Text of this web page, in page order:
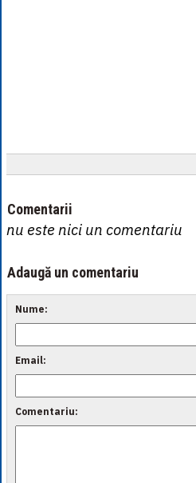
Comentarii
nu este nici un comentariu
Adaugă un comentariu
Nume:
Email:
Comentariu: